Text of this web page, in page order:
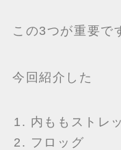
この3つが重要で
今回紹介した
内ももストレ
フロッグ